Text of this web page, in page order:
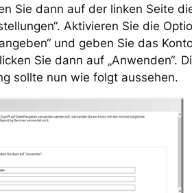
Sie dann auf der linken Seite
Aktivieren Sie die
und geben Sie das
Sie dann auf „Anwenden“.
sollte nun wie folgt aussehen.